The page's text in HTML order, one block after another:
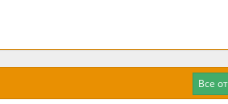
Все